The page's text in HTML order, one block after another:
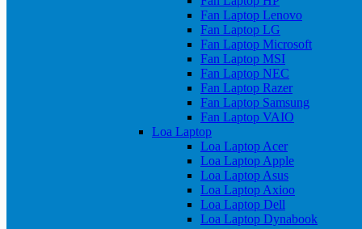
Fan Laptop Lenovo
Fan Laptop LG
Fan Laptop Microsoft
Fan Laptop MSI
Fan Laptop NEC
Fan Laptop Razer
Fan Laptop Samsung
Fan Laptop VAIO
Loa Laptop
Loa Laptop Acer
Loa Laptop Apple
Loa Laptop Asus
Loa Laptop Axioo
Loa Laptop Dell
Loa Laptop Dynabook